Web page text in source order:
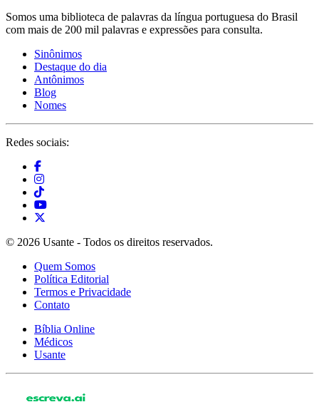
Somos uma biblioteca de palavras da língua portuguesa do Brasil
com mais de 200 mil palavras e expressões para consulta.
Sinônimos
Destaque do dia
Antônimos
Blog
Nomes
Redes sociais:
© 2026 Usante - Todos os direitos reservados.
Quem Somos
Política Editorial
Termos e Privacidade
Contato
Bíblia Online
Médicos
Usante